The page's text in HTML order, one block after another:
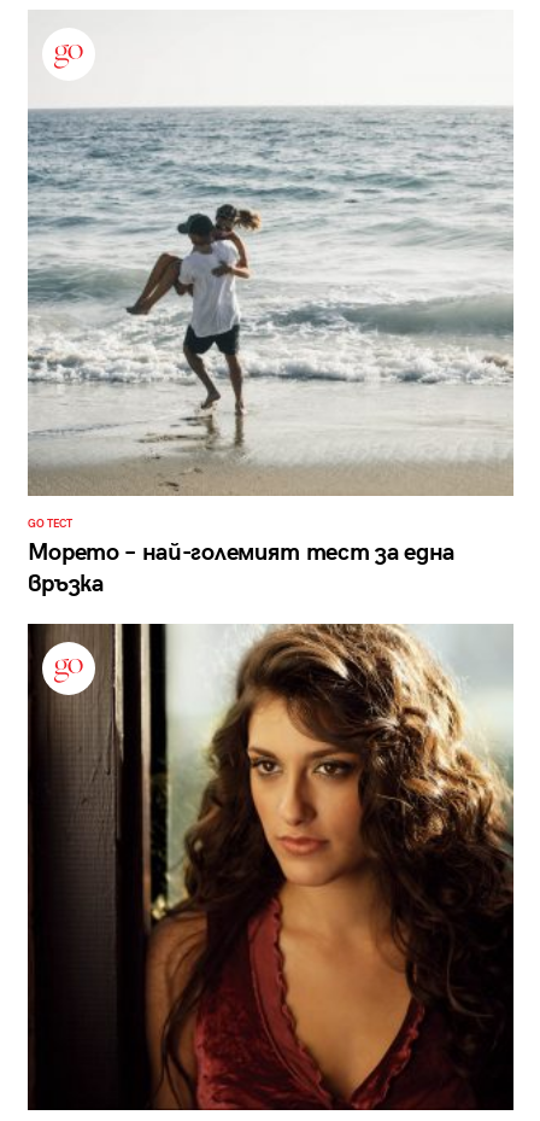
GO ТЕСТ
Морето – най-големият тест за една
връзка